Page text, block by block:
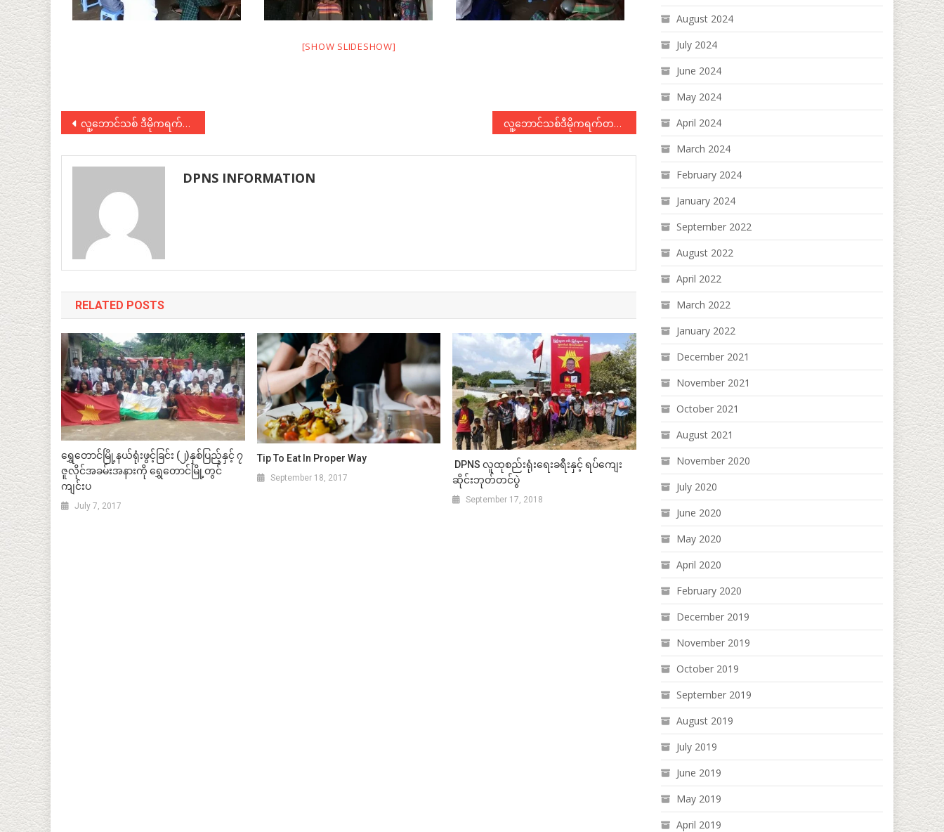
[SHOW SLIDESHOW]
Post
navigation
လူ့ဘောင်သစ် ဒီမိုကရက်တစ်ပါတီဥက္ကဋ္ဌ ဦးအောင်မိုးဇော် နှင့် MCN TV News တို့ ဆွေးနွေးချက် လူ့ဘောင်သစ်ဒီမိုကရက်တစ်ပါတီ ဥက္ကဋ္ဌ ဦးအောင်မိုးဇော် နှင့် First Weekly ဂျာနယ်တို့ အင်တာဗျူး
DPNS INFORMATION
RELATED POSTS
ရွှေတောင်မြို့နယ်ရုံးဖွင့်ခြင်း (၂)နှစ်ပြည့်နှင့် ၇
ဇူလိုင်အခမ်းအနားကို ရွှေတောင်မြို့တွင်
ကျင်းပ
July 7, 2017
Tip To Eat In Proper Way
September 18, 2017
DPNS လူထုစည်းရုံးရေးခရီးနှင့် ရပ်ကျေး
ဆိုင်းဘုတ်တင်ပွဲ
September 17, 2018
August 2024
July 2024
June 2024
May 2024
April 2024
March 2024
February 2024
January 2024
September 2022
August 2022
April 2022
March 2022
January 2022
December 2021
November 2021
October 2021
August 2021
November 2020
July 2020
June 2020
May 2020
April 2020
February 2020
December 2019
November 2019
October 2019
September 2019
August 2019
July 2019
June 2019
May 2019
April 2019